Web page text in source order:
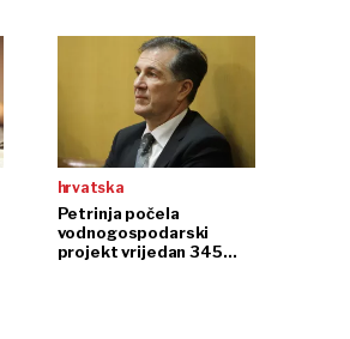
hrvatska
Petrinja počela
vodnogospodarski
projekt vrijedan 345